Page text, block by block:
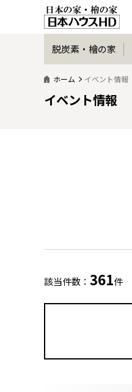
脱炭素・檜の家
ホーム イベント情報
イベント情報
該当件数： 361件